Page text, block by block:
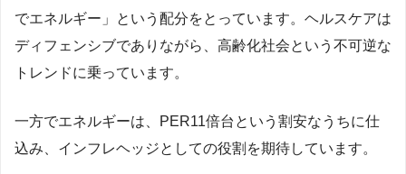
でエネルギー」という配分をとっています。ヘルスケアは
ディフェンシブでありながら、高齢化社会という不可逆な
トレンドに乗っています。
一方でエネルギーは、PER11倍台という割安なうちに仕
込み、インフレヘッジとしての役割を期待しています。